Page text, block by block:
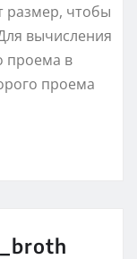
размер, чтобы
вычисления
проема в
проема